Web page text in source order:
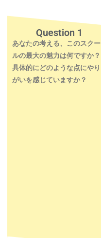
Question 1
あなたの考える、このスクー
ルの最大の魅力は何ですか？
具体的にどのような点にやり
がいを感じていますか？